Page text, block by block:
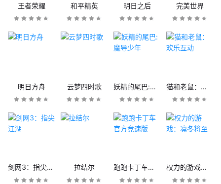
王者荣耀 和平精英 明日之后 完美世界
明日方舟 云梦四时歌 妖精的尾巴:魔导少年 猫和老鼠：欢乐互动
剑网3：指尖江湖 拉结尔 跑跑卡丁车官方竞速版 权力的游戏：凛冬将至